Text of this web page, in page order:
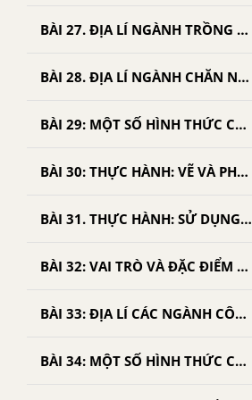
BÀI 27. ĐỊA LÍ NGÀNH TRỒNG TRỌT
BÀI 28. ĐỊA LÍ NGÀNH CHĂN NUÔI
BÀI 29: MỘT SỐ HÌNH THỨC CHỦ YẾU CỦA TỔ CHỨC LÃNH THỔ NÔNG NGHIỆP
BÀI 30: THỰC HÀNH: VẼ VÀ PHÂN TÍCH VỀ SẢN LƯỢNG LƯƠNG THỰC, DÂN SỐ CỦA THẾ GIỚI VÀ MỘT SỐ QUỐC GIA
BÀI 31. THỰC HÀNH: SỬ DỤNG PHƯƠNG PHÁP BẢN ĐỒ - BIỂU ĐỒ ĐỂ THỂ HIỆN SẢN LƯỢNG LƯƠNG THỰC VÀ CƠ CẤU SẢN LƯỢNG LƯƠNG THỰC CỦA MỘT SỐ NƯỚC TRÊN THẾ GIỚI
BÀI 32: VAI TRÒ VÀ ĐẶC ĐIỂM CỦA CÔNG NGHIỆP. CÁC NHÂN TỐ ẢNH HƯỞNG TỚI PHÁT TRIỂN VÀ PHÂN BỐ CÔNG NGHIỆP
BÀI 33: ĐỊA LÍ CÁC NGÀNH CÔNG NGHIỆP
BÀI 34: MỘT SỐ HÌNH THỨC CHỦ YẾU CỦA TỔ CHỨC LÃNH THỔ CÔNG NGHIỆP